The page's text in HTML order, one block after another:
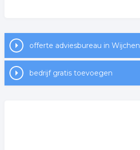
offerte adviesbureau in Wijchen
bedrijf gratis toevoegen